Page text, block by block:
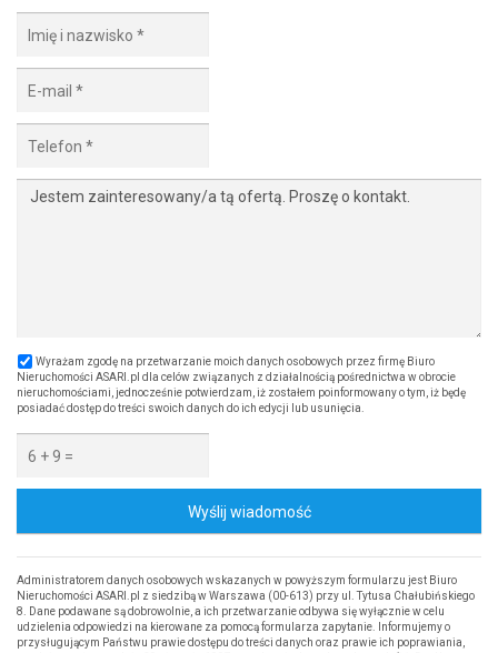
Wyrażam zgodę na przetwarzanie moich danych osobowych przez firmę Biuro
Nieruchomości ASARI.pl dla celów związanych z działalnością pośrednictwa w obrocie
nieruchomościami, jednocześnie potwierdzam, iż zostałem poinformowany o tym, iż będę
posiadać dostęp do treści swoich danych do ich edycji lub usunięcia.
Wyślij wiadomość
Administratorem danych osobowych wskazanych w powyższym formularzu jest Biuro
Nieruchomości ASARI.pl z siedzibą w Warszawa (00-613) przy ul. Tytusa Chałubińskiego
8. Dane podawane są dobrowolnie, a ich przetwarzanie odbywa się wyłącznie w celu
udzielenia odpowiedzi na kierowane za pomocą formularza zapytanie. Informujemy o
przysługującym Państwu prawie dostępu do treści danych oraz prawie ich poprawiania,